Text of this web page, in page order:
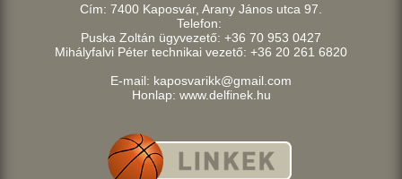
Cím: 7400 Kaposvár, Arany János utca 97.
Telefon:
Puska Zoltán ügyvezető: +36 70 953 0427
Mihályfalvi Péter technikai vezető: +36 20 261 6820
E-mail: kaposvarikk@gmail.com
Honlap: www.delfinek.hu